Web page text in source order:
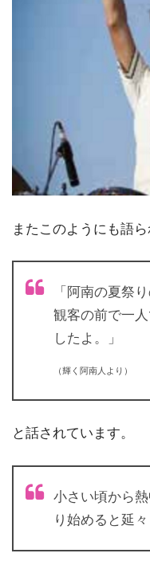
またこのようにも語ら
「阿南の夏祭
観客の前で一
したよ。」
（輝く阿南人より）
と話されています。
小さい頃から
り始めると延